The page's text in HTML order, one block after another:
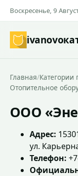
Воскресенье, 9
ivanovo
Главная/Категории
Отопительное
ООО
Адрес:
ул.
Телефон: